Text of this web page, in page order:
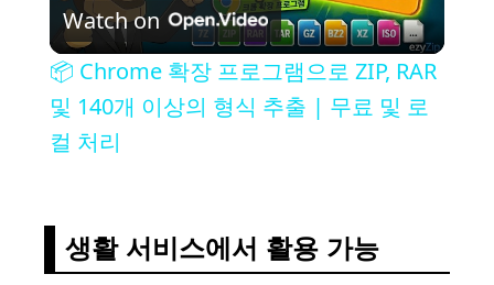
l
a
V
Watch on
📦 Chrome 확장 프로그램으로 ZIP, RAR
및 140개 이상의 형식 추출 | 무료 및 로
컬 처리
생활 서비스에서 활용 가능